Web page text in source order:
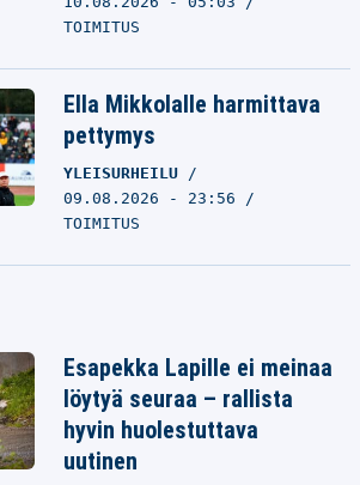
TOIMITUS
Ella Mikkolalle harmittava
pettymys
YLEISURHEILU
09.08.2026 - 23:56
TOIMITUS
Esapekka Lapille ei meinaa
löytyä seuraa – rallista
hyvin huolestuttava
uutinen